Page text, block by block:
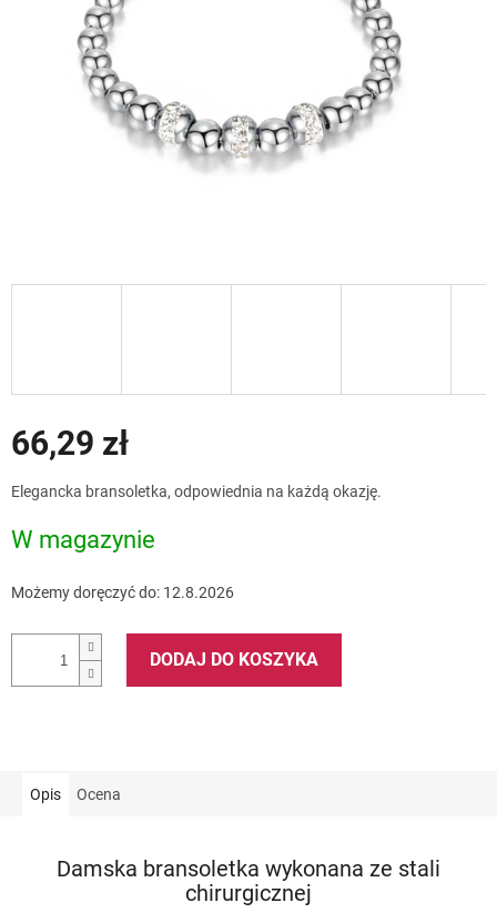
66,29 zł
jednostkowa:
Elegancka bransoletka, odpowiednia na każdą okazję.
W magazynie
Możemy doręczyć do: 12.8.2026
DODAJ DO KOSZYKA
Opis Ocena
Damska bransoletka wykonana ze stali
chirurgicznej